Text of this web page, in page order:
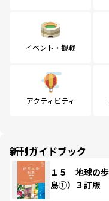
イベント・観戦
アクティビティ
新刊ガイドブック
１５ 地球の
島①）３訂版